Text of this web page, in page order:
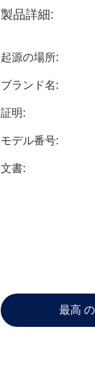
製品詳細:
起源の場所:
ブランド名:
証明:
モデル番号:
文書:
最高